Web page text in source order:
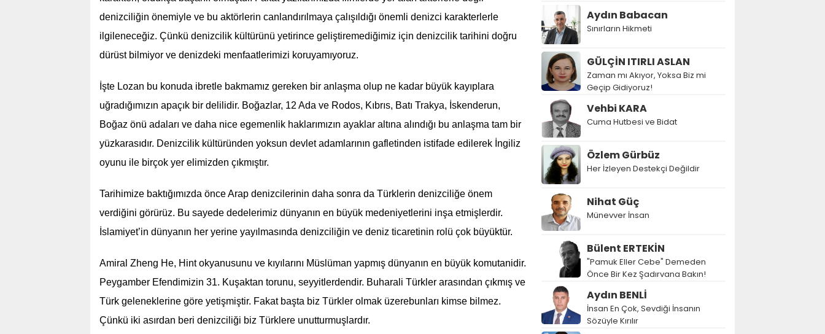
denizciliğin önemiyle ve bu aktörlerin canlandırılmaya çalışıldığı önemli denizci karakterlerle
ilgileneceğiz. Çünkü denizcilik kültürünü yetirince geliştiremediğimiz için denizcilik tarihini doğru
dürüst bilmiyor ve denizdeki menfaatlerimizi koruyamıyoruz.
İşte Lozan bu konuda ibretle bakmamız gereken bir anlaşma olup ne kadar büyük kayıplara
uğradığımızın apaçık bir delilidir. Boğazlar, 12 Ada ve Rodos, Kıbrıs, Batı Trakya, İskenderun,
Boğaz önü adaları ve daha nice egemenlik haklarımızın ayaklar altına alındığı bu anlaşma tam bir
yüzkarasıdır. Denizcilik kültüründen yoksun devlet adamlarının gafletinden istifade edilerek İngiliz
oyunu ile birçok yer elimizden çıkmıştır.
Tarihimize baktığımızda önce Arap denizcilerinin daha sonra da Türklerin denizciliğe önem
verdiğini görürüz. Bu sayede dedelerimiz dünyanın en büyük medeniyetlerini inşa etmişlerdir.
İslamiyet’in dünyanın her yerine yayılmasında denizciliğin ve deniz ticaretinin rolü çok büyüktür.
Amiral Zheng He, Hint okyanusunu ve kıyılarını Müslüman yapmış dünyanın en büyük komutanidir.
Peygamber Efendimizin 31. Kuşaktan torunu, seyyitlerdendir. Buharali Türkler arasından çıkmış ve
Türk geleneklerine göre yetişmiştir. Fakat başta biz Türkler olmak üzerebunları kimse bilmez.
Çünkü iki asırdan beri denizciliği biz Türklere unutturmuşlardır.
Aydın Babacan
Sınırların Hikmeti
GÜLÇİN ITIRLI ASLAN
Zaman mı Akıyor, Yoksa Biz mi
Geçip Gidiyoruz!
Vehbi KARA
Cuma Hutbesi ve Bidat
Özlem Gürbüz
Her İzleyen Destekçi Değildir
Nihat Güç
Münevver İnsan
Bülent ERTEKİN
"Pamuk Eller Cebe" Demeden
Önce Bir Kez Şadırvana Bakın!
Aydın BENLİ
İnsan En Çok, Sevdiği İnsanın
Sözüyle Kırılır